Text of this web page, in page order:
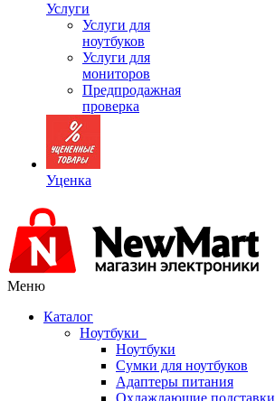
Услуги
Услуги для
ноутбуков
Услуги для
мониторов
Предпродажная
проверка
Уценка
Меню
Каталог
Ноутбуки
Ноутбуки
Сумки для ноутбуков
Адаптеры питания
Охлаждающие подставки